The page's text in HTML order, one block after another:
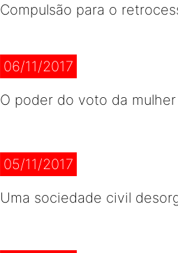
Compulsão para o
06/11/2017
O poder do voto da mulher
05/11/2017
Uma sociedade civil